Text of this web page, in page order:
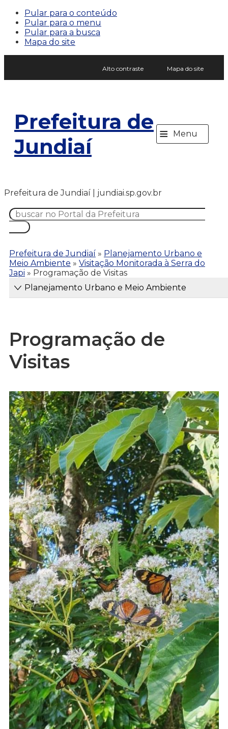
Pular para o conteúdo
Pular para o menu
Pular para a busca
Mapa do site
Alto contraste Mapa do site
Prefeitura de
Jundiaí
≡ Menu
Prefeitura de Jundiaí | jundiai.sp.gov.br
Prefeitura de Jundiaí » Planejamento Urbano e
Meio Ambiente » Visitação Monitorada à Serra do
Japi » Programação de Visitas
Planejamento Urbano e Meio Ambiente
Programação de
Visitas